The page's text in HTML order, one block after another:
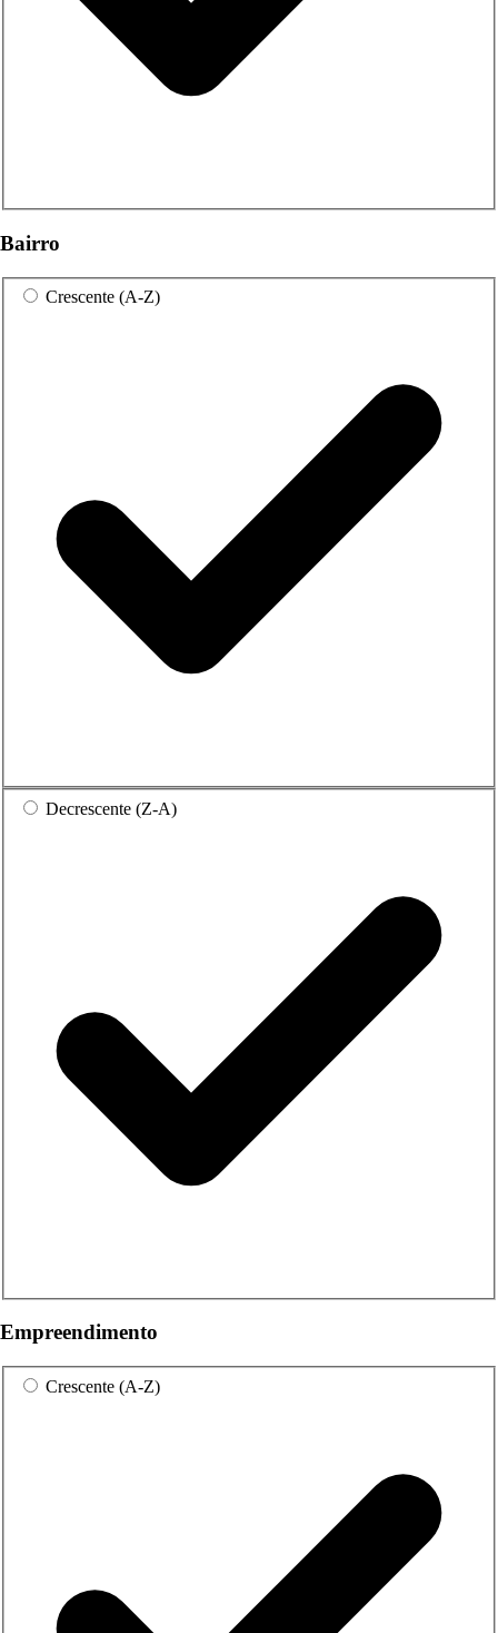
Bairro
Crescente (A-Z)
Decrescente (Z-A)
Empreendimento
Crescente (A-Z)